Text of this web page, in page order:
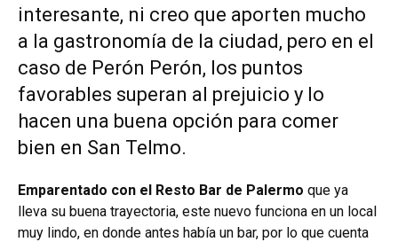
interesante, ni creo que aporten mucho
a la gastronomía de la ciudad, pero en el
caso de Perón Perón, los puntos
favorables superan al prejuicio y lo
hacen una buena opción para comer
bien en San Telmo.
Emparentado con el Resto Bar de Palermo que ya
lleva su buena trayectoria, este nuevo funciona en un local
muy lindo, en donde antes había un bar, por lo que cuenta